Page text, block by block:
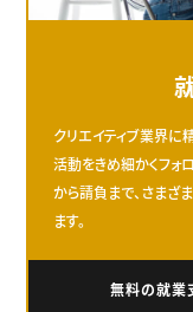
クリエイティブ業界に
活動をきめ細かくフォ
から請負まで、さま
ます。
無料の就業